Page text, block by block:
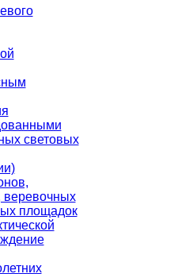
световых
веревочных
площадок